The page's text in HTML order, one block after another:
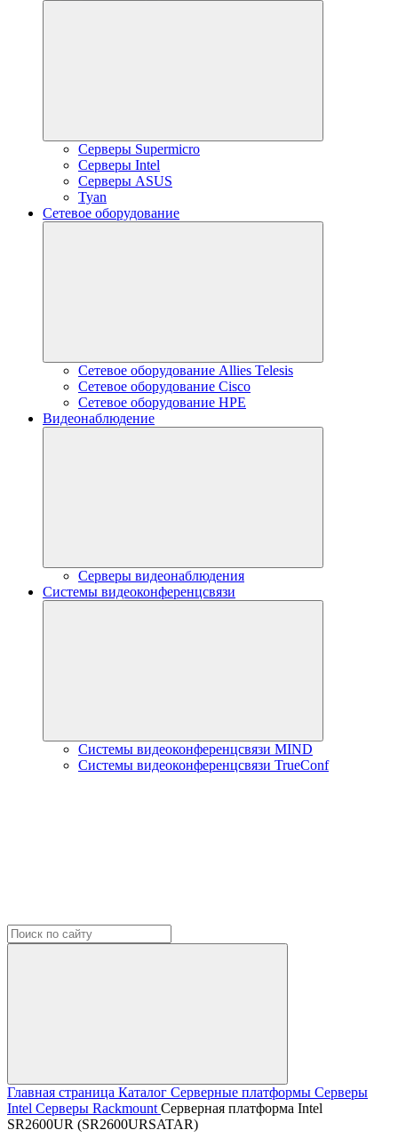
Серверы Supermicro
Серверы Intel
Серверы ASUS
Tyan
Сетевое оборудование
Сетевое оборудование Allies Telesis
Сетевое оборудование Cisco
Сетевое оборудование HPE
Видеонаблюдение
Серверы видеонаблюдения
Системы видеоконференцсвязи
Системы видеоконференцсвязи MIND
Системы видеоконференцсвязи TrueConf
Главная страница Каталог Серверные платформы Серверы
Intel Серверы Rackmount Серверная платформа Intel
SR2600UR (SR2600URSATAR)